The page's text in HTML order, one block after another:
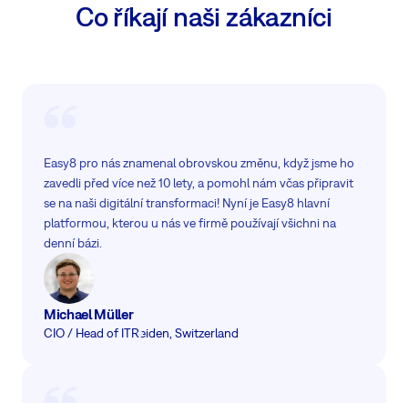
Co říkají naši zákazníci
Michael Müller
CIO / Head of ITReiden, Switzerland
Easy8 pro nás znamenal obrovskou změnu, když jsme ho
zavedli před více než 10 lety, a pomohl nám včas připravit
se na naši digitální transformaci! Nyní je Easy8 hlavní
platformou, kterou u nás ve firmě používají všichni na
denní bázi.